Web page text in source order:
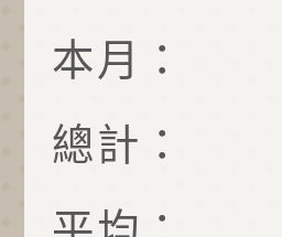
本月：
總計：